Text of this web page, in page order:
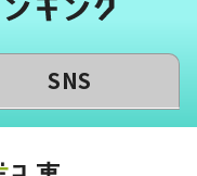
SNS